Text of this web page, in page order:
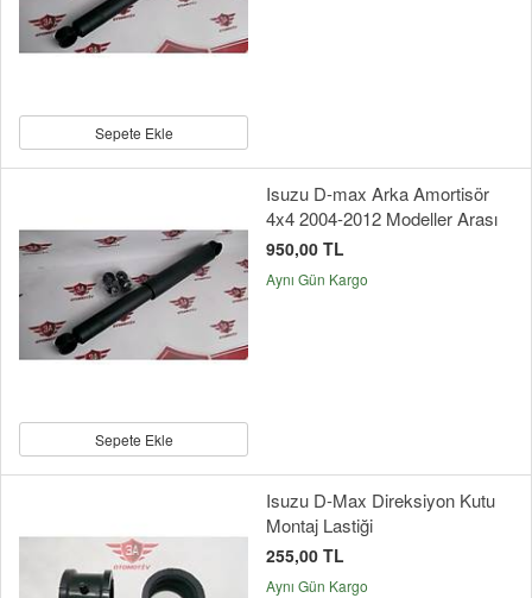
Sepete Ekle
Sepete Ekle
Isuzu D-max Arka Amortisör
4x4 2004-2012 Modeller Arası
950,00 TL
Aynı Gün Kargo
Isuzu D-Max Direksiyon Kutu
Montaj Lastiği
255,00 TL
Aynı Gün Kargo